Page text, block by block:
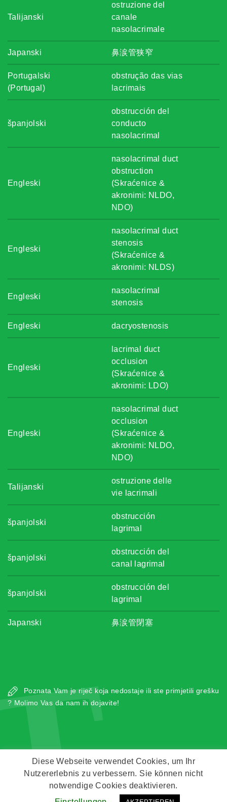
Talijanski
ostruzione del
canale
nasolacrimale
Japanski 鼻涙管狭窄
Portugalski
(Portugal)
obstrução das vias
lacrimais
španjolski
obstrucción del
conducto
nasolacrimal
Engleski
nasolacrimal duct
obstruction
(Skraćenice &
akronimi: NLDO,
NDO)
Engleski
nasolacrimal duct
stenosis
(Skraćenice &
akronimi: NLDS)
Engleski
nasolacrimal
stenosis
Engleski dacryostenosis
Engleski
lacrimal duct
occlusion
(Skraćenice &
akronimi: LDO)
Engleski
nasolacrimal duct
occlusion
(Skraćenice &
akronimi: NLDO,
NDO)
Talijanski
ostruzione delle
vie lacrimali
španjolski
obstrucción
lagrimal
španjolski
obstrucción del
canal lagrimal
španjolski
obstrucción del
lagrimal
Japanski 鼻涙管閉塞
Poznata Vam je riječ koja nedostaje ili ste primjetili grešku
? Molimo Vas da nam ih dojavite!
Copyright © Zeitz Franko Zeitz
Diese Webseite verwendet Cookies, um Ihr
Nutzererlebnis zu verbessern. Sie können nicht
notwendige Cookies deaktivieren.